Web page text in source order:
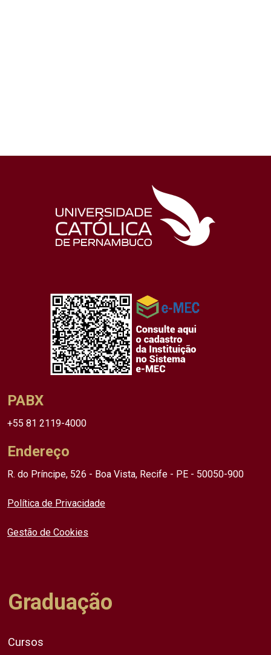
PABX
+55 81 2119-4000
Endereço
R. do Príncipe, 526 - Boa Vista, Recife - PE - 50050-900
Política de Privacidade
Gestão de Cookies
Graduação
Cursos